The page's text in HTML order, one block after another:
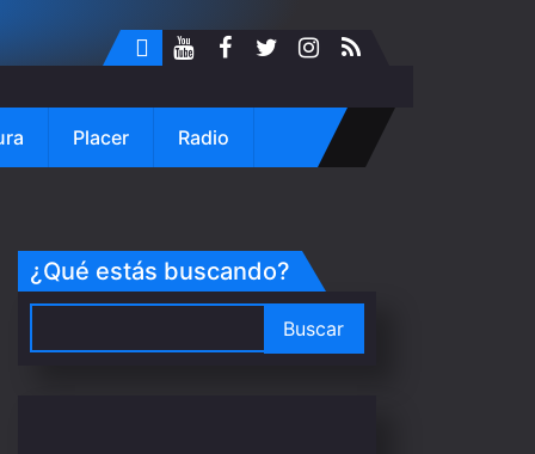
Placer Radio
¿Qué estás buscando?